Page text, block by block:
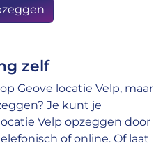
zelf
Geove locatie Velp, maar
Je kunt je
Velp opzeggen door
of online. Of laat